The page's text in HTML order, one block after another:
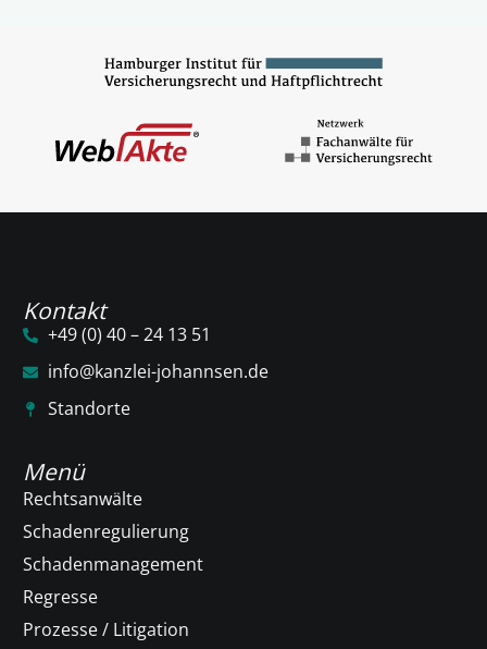
Kontakt
+49 (0) 40 – 24 13 51
info@kanzlei-johannsen.de
Standorte
Menü
Rechtsanwälte
Schadenregulierung
Schadenmanagement
Regresse
Prozesse / Litigation